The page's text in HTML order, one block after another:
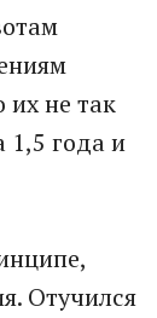
их не так
1,5 года и
Отучился